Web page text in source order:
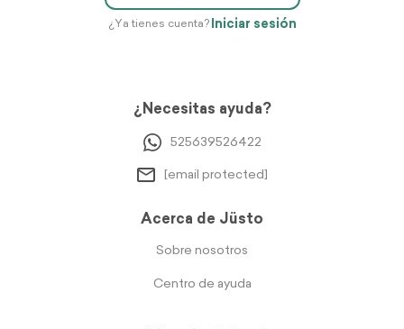
¿Ya tienes cuenta? Iniciar sesión
¿Necesitas ayuda?
525639526422
[email protected]
Acerca de Jüsto
Sobre nosotros
Centro de ayuda